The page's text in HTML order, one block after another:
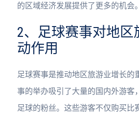
的区域经济发展提供了更多的机会。
2、足球赛事对地区
动作用
足球赛事是推动地区旅游业增长的
事的举办吸引了大量的国内外游客
足球的粉丝。这些游客不仅购买比